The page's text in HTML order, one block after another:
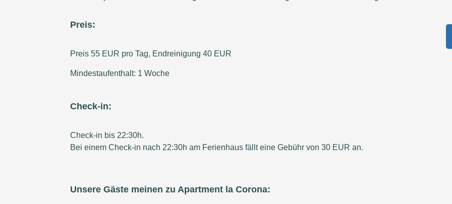
Preis:
Preis 55 EUR pro Tag, Endreinigung 40 EUR
Mindestaufenthalt: 1 Woche
Check-in:
Check-in bis 22:30h.
Bei einem Check-in nach 22:30h am Ferienhaus fällt eine Gebühr von 30 EUR an.
Unsere Gäste meinen zu Apartment la Corona: